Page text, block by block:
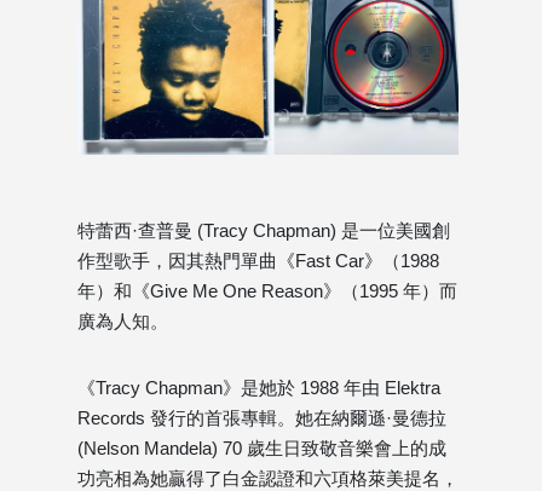
特蕾西·查普曼 (Tracy Chapman) 是一位美國創
作型歌手，因其熱門單曲《Fast Car》（1988
年）和《Give Me One Reason》（1995 年）而
廣為人知。
《Tracy Chapman》是她於 1988 年由 Elektra
Records 發行的首張專輯。她在納爾遜·曼德拉
(Nelson Mandela) 70 歲生日致敬音樂會上的成
功亮相為她贏得了白金認證和六項格萊美提名，